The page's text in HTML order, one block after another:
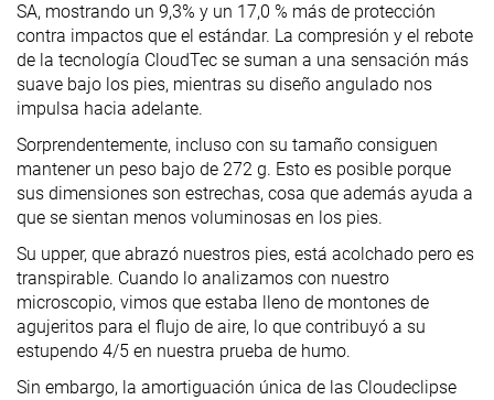
SA, mostrando un 9,3% y un 17,0 % más de protección
contra impactos que el estándar. La compresión y el rebote
de la tecnología CloudTec se suman a una sensación más
suave bajo los pies, mientras su diseño angulado nos
impulsa hacia adelante.
Sorprendentemente, incluso con su tamaño consiguen
mantener un peso bajo de 272 g. Esto es posible porque
sus dimensiones son estrechas, cosa que además ayuda a
que se sientan menos voluminosas en los pies.
Su upper, que abrazó nuestros pies, está acolchado pero es
transpirable. Cuando lo analizamos con nuestro
microscopio, vimos que estaba lleno de montones de
agujeritos para el flujo de aire, lo que contribuyó a su
estupendo 4/5 en nuestra prueba de humo.
Sin embargo, la amortiguación única de las Cloudeclipse